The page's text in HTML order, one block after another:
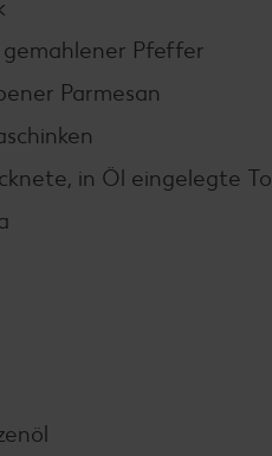
Pfeffer
Parmesan
in Öl eingelegte